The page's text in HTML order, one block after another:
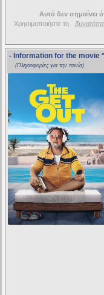
Αυτό δεν σημαίνει
Χρησιμοποιήστε τη
- Information for the movie
(Πληροφορίες για την ταινία)